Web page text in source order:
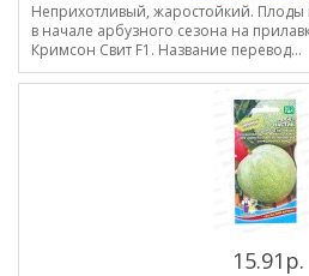
Неприхотливый, жаростойкий. Плоды
в начале арбузного сезона на
Кримсон Свит F1. Название перевод...
15.91р.